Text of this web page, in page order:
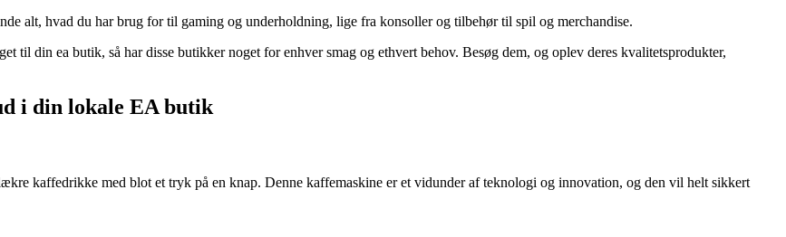
alt, hvad du har brug for til gaming og underholdning, lige fra konsoller og tilbehør til spil og merchandise.
til din ea butik, så har disse butikker noget for enhver smag og ethvert behov. Besøg dem, og oplev deres kvalitetsprodukter,
i din lokale EA butik
kaffedrikke med blot et tryk på en knap. Denne kaffemaskine er et vidunder af teknologi og innovation, og den vil helt sikkert